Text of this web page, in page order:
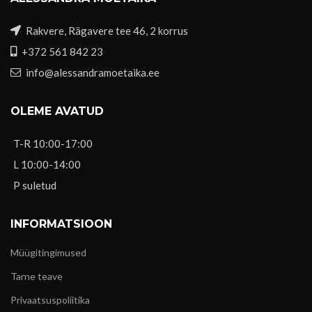
Rakvere, Rägavere tee 46, 2 korrus
+372 561 842 23
info@alessandramoetaika.ee
OLEME AVATUD
T-R 10:00-17:00
L 10:00-14:00
P suletud
INFORMATSIOON
Müügitingimused
Tarne teave
Privaatsuspoliitika